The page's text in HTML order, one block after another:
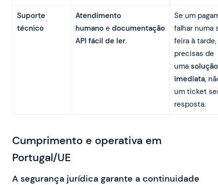
Suporte
técnico
Atendimento
humanoe documentação
API fácil de ler.
Se um
falhar numa
feira à tarde,
precisas de
uma solução
imediata,
um ticket
resposta.
Cumprimento e operativa em
Portugal/UE
A segurança jurídica garante a continuidade